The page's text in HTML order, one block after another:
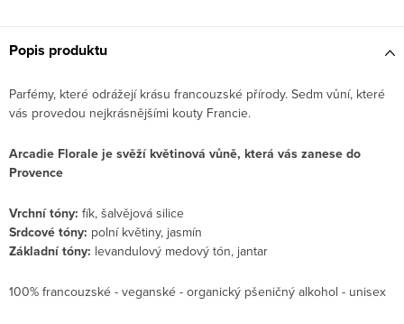
Popis produktu
Parfémy, které odrážejí krásu francouzské přírody. Sedm vůní, které
vás provedou nejkrásnějšími kouty Francie.
Arcadie Florale je svěží květinová vůně, která vás zanese do
Provence
Vrchní tóny: fík, šalvějová silice
Srdcové tóny: polní květiny, jasmín
Základní tóny: levandulový medový tón, jantar
100% francouzské - veganské - organický pšeničný alkohol - unisex